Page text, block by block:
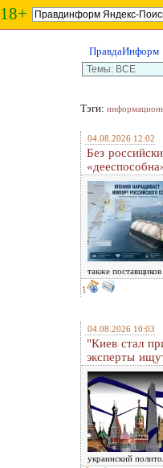
18+
ПравдаИнформ
Тэги:
04.08.2026 12:02
Без
также
1
04.08.2026 10:03
"Киев стал
эксперты
украинский